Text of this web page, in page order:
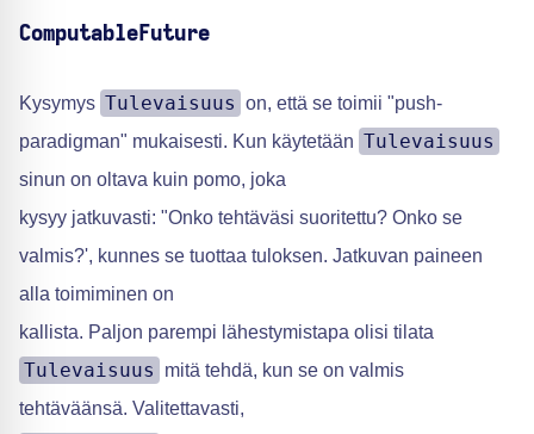
ComputableFuture
Kysymys Tulevaisuus on, että se toimii "push-
paradigman" mukaisesti. Kun käytetään Tulevaisuus
sinun on oltava kuin pomo, joka
kysyy jatkuvasti: "Onko tehtäväsi suoritettu? Onko se
valmis?', kunnes se tuottaa tuloksen. Jatkuvan paineen
alla toimiminen on
kallista. Paljon parempi lähestymistapa olisi tilata
Tulevaisuus
mitä tehdä, kun se on valmis
tehtäväänsä. Valitettavasti,